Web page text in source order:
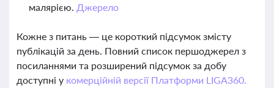
малярією. Джерело
Кожне з питань — це короткий підсумок змісту
публікацій за день. Повний список першоджерел з
посиланнями та розширений підсумок за добу
доступні у комерційній версії Платформи LIGA360.